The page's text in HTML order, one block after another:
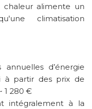
alimente un
climatisation
d’énergie
à partir des prix de
1 280 €
intégralement à la